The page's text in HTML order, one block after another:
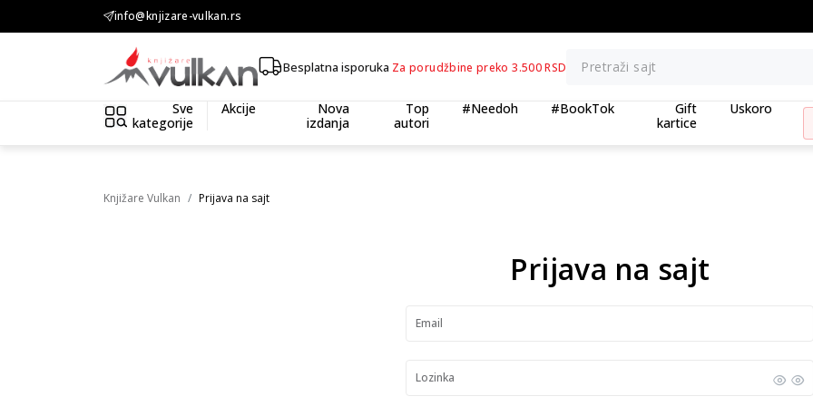
info@knjizare-vulkan.rs
KOLIČINSKI POPUST ::: Dodatnih 10% na tri kupljena artikla
Besplatna isporuka Za porudžbine preko 3.500 RSD Pretraži sajt
Sve
kategorije
Akcije
Nova
izdanja
Top
autori
#Needoh #BookTok
Gift
kartice
Uskoro
Knjižare Vulkan Prijava na sajt
Prijava na sajt
Email
Lozinka